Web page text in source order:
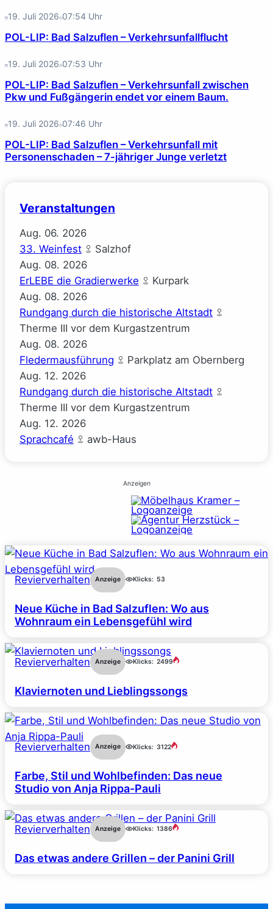
19. Juli 2026 07:54 Uhr
POL-LIP: Bad Salzuflen – Verkehrsunfallflucht
19. Juli 2026 07:53 Uhr
POL-LIP: Bad Salzuflen – Verkehrsunfall zwischen
Pkw und Fußgängerin endet vor einem Baum.
19. Juli 2026 07:46 Uhr
POL-LIP: Bad Salzuflen – Verkehrsunfall mit
Personenschaden – 7-jähriger Junge verletzt
Veranstaltungen
Aug. 06. 2026
33. Weinfest
Salzhof
Aug. 08. 2026
ErLEBE die Gradierwerke
Kurpark
Aug. 08. 2026
Rundgang durch die historische Altstadt
Therme III vor dem Kurgastzentrum
Aug. 08. 2026
Fledermausführung
Parkplatz am Obernberg
Aug. 12. 2026
Rundgang durch die historische Altstadt
Therme III vor dem Kurgastzentrum
Aug. 12. 2026
Sprachcafé
awb-Haus
Anzeigen
Revierverhalten Anzeige Klicks: 53
Neue Küche in Bad Salzuflen: Wo aus
Wohnraum ein Lebensgefühl wird
Revierverhalten Anzeige Klicks: 2499
Klaviernoten und Lieblingssongs
Revierverhalten Anzeige Klicks: 3122
Farbe, Stil und Wohlbefinden: Das neue
Studio von Anja Rippa-Pauli
Revierverhalten Anzeige Klicks: 1386
Das etwas andere Grillen – der Panini Grill